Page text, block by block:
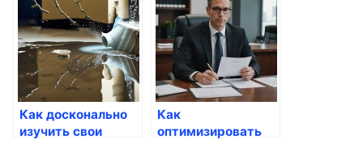
Как досконально
изучить свои
Как
оптимизировать